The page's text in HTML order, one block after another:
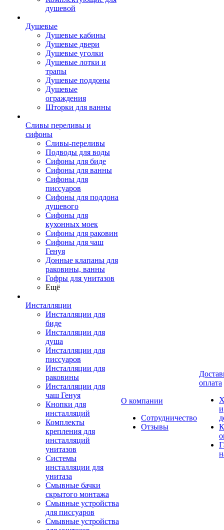
душевой
Душевые
Душевые кабины
Душевые двери
Душевые уголки
Душевые лотки и
трапы
Душевые поддоны
Душевые
ограждения
Шторки для ванны
Сливы переливы и
сифоны
Сливы-переливы
Подводы для воды
Сифоны для биде
Сифоны для ванны
Сифоны для
писсуаров
Сифоны для поддона
душевого
Сифоны для
кухонных моек
Сифоны для раковин
Сифоны для чаш
Генуя
Донные клапаны для
раковины, ванны
Гофры для унитазов
Ещё
Инсталляции
Инсталляции для
биде
Инсталляции для
душа
Инсталляции для
писсуаров
Инсталляции для
раковины
Инсталляции для
чаш Генуя
Кнопки для
инсталляций
Комплекты
крепления для
инсталляций
унитазов
Системы
инсталляции для
унитаза
Смывные бачки
скрытого монтажа
Смывные устройства
для писсуаров
Смывные устройства
О компании
Сотрудничество
Отзывы
оплата
и